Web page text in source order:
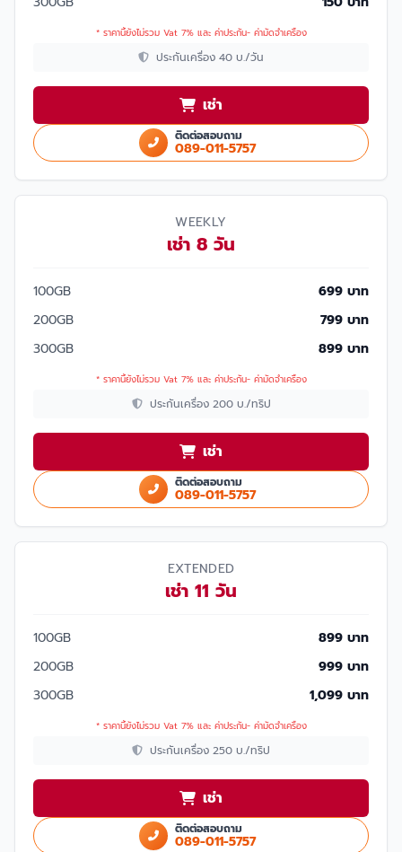
* ราคานี้ยังไม่รวม Vat 7% และ ค่าประกัน- ค่ามัดจำเครื่อง
ประกันเครื่อง 40 บ./วัน
เช่า
ติดต่อสอบถาม
089-011-5757
WEEKLY
เช่า 8 วัน
100GB
699 บาท
200GB
799 บาท
300GB
899 บาท
* ราคานี้ยังไม่รวม Vat 7% และ ค่าประกัน- ค่ามัดจำเครื่อง
ประกันเครื่อง 200 บ./ทริป
เช่า
ติดต่อสอบถาม
089-011-5757
EXTENDED
เช่า 11 วัน
100GB
899 บาท
200GB
999 บาท
300GB
1,099 บาท
* ราคานี้ยังไม่รวม Vat 7% และ ค่าประกัน- ค่ามัดจำเครื่อง
ประกันเครื่อง 250 บ./ทริป
เช่า
ติดต่อสอบถาม
089-011-5757